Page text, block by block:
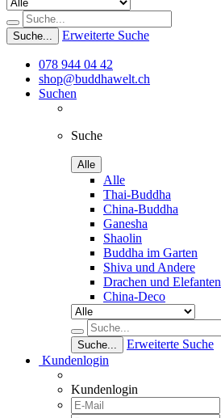
Suche... Erweiterte Suche
078 944 04 42
shop@buddhawelt.ch
Suchen
Suche
Alle
Alle
Thai-Buddha
China-Buddha
Ganesha
Shaolin
Buddha im Garten
Shiva und Andere
Drachen und Elefanten
China-Deco
Suche...
Erweiterte Suche
Kundenlogin
Kundenlogin